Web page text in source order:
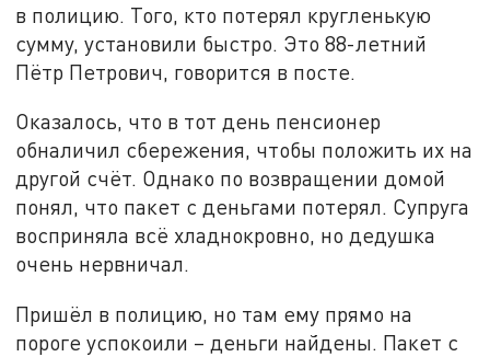
в полицию. Того, кто потерял кругленькую
сумму, установили быстро. Это 88-летний
Пётр Петрович, говорится в посте.
Оказалось, что в тот день пенсионер
обналичил сбережения, чтобы положить их на
другой счёт. Однако по возвращении домой
понял, что пакет с деньгами потерял. Супруга
восприняла всё хладнокровно, но дедушка
очень нервничал.
Пришёл в полицию, но там ему прямо на
пороге успокоили – деньги найдены. Пакет с